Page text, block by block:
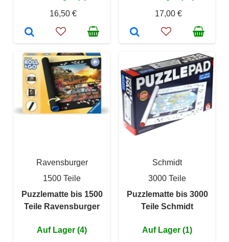
16,50 €
17,00 €
Ravensburger
1500 Teile
Puzzlematte bis 1500
Teile Ravensburger
Auf Lager (4)
Schmidt
3000 Teile
Puzzlematte bis 3000
Teile Schmidt
Auf Lager (1)